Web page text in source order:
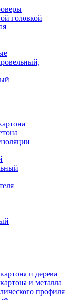
головкой
и дерева
и металла
профиля